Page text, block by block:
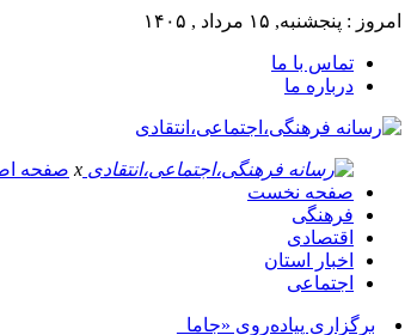
امروز : پنجشنبه, ۱۵ مرداد , ۱۴۰۵
تماس با ما
درباره ما
x صفحه
صفحه نخست
فرهنگی
اقتصادی
اخبار استان
اجتماعی
برگزاری پیاده‌روی «جاماندگان اربعین ح_